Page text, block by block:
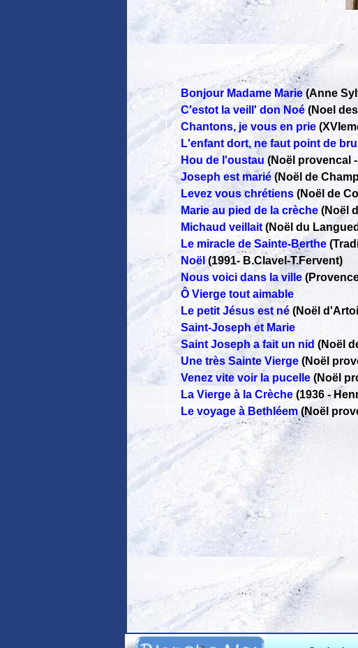
Bonjour Madame Marie (Anne
C'estot la veill' don Noé (Noel
Chantons, je vous en prie
L'enfant dort, ne faut point de
Hou de l'oustau (Noël provencal -
Joseph est marié (Noël de
Levez vous chrétiens (Noël de
Marie au pied de la crèche (Noël
Michaud veillait (Noël du
Le miracle de Sainte-Berthe
Noël (1991- B.Clavel-T.Fervent)
Nous voici dans la ville
Ô Vierge tout aimable
Le petit Jésus est né (Noël
Saint-Joseph et Marie
Saint Joseph a fait un nid (Noël
Une très Sainte Vierge (Noël
Venez vite voir la pucelle (Noël
La Vierge à la Crèche (1936 -
Le voyage à Bethléem (Noël